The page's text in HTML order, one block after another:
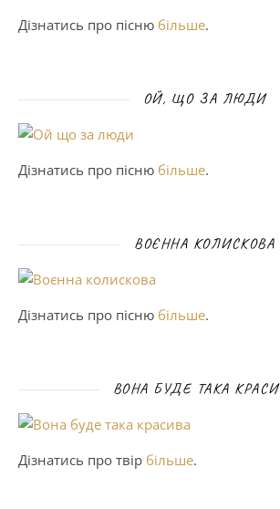
Дізнатись про пісню більше.
ОЙ, ЩО ЗА ЛЮДИ
Дізнатись про пісню більше.
ВОЄННА КОЛИСКОВА
Дізнатись про пісню більше.
ВОНА БУДЕ ТАКА
Дізнатись про твір більше.